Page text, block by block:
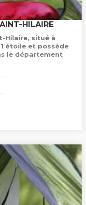
HILAIRE
Hilaire, situé à
étoile et possède
le département